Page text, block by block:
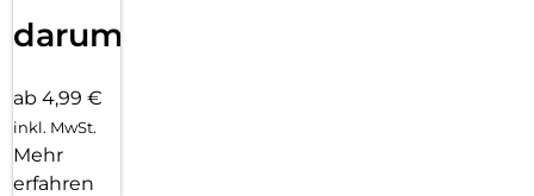
darum!
ab 4,99 €
inkl. MwSt.
Mehr
erfahren